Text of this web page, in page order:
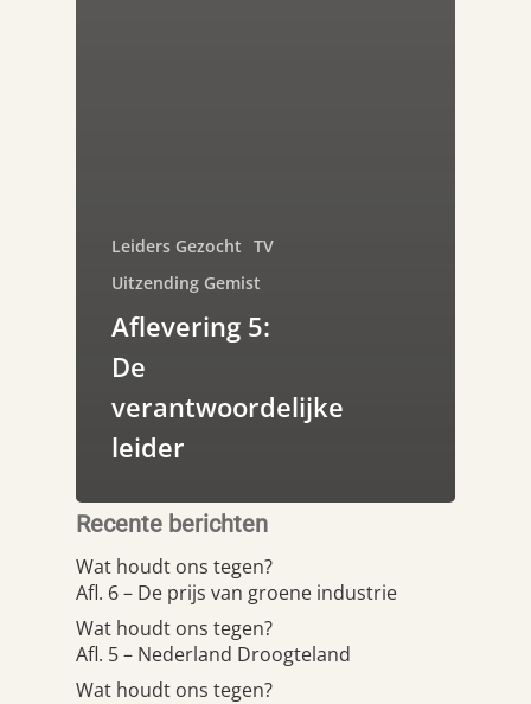
Leiders Gezocht TV
Uitzending Gemist
Aflevering 5:
De
verantwoordelijke
leider
Recente berichten
Wat houdt ons tegen?
Afl. 6 – De prijs van groene industrie
Wat houdt ons tegen?
Afl. 5 – Nederland Droogteland
Wat houdt ons tegen?